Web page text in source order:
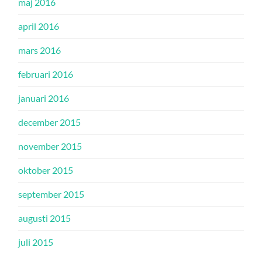
april 2016
mars 2016
februari 2016
januari 2016
december 2015
november 2015
oktober 2015
september 2015
augusti 2015
juli 2015